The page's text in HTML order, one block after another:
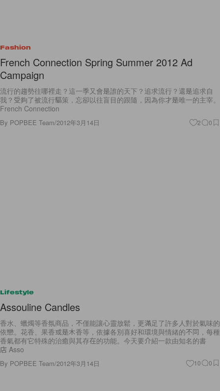
Fashion
French Connection Spring Summer 2012 Ad
Campaign
流行的趨勢往哪裡走？這一季又會是誰的天下？追求流行？還是追求自
我？受夠了被流行驅策，忘卻以往盲目的跟隨，因為你才是唯一的主宰。
French Connection
By POPBEE Team/2012年3月14日 2 0
Lifestyle
Assouline Candles
香水、蠟燭等香氛商品，不僅能讓心靈放鬆，更滿足了許多人對於氣味的
依戀。花香、果香或是木香等，依據各別喜好和環境與情緒的不同，每種
香氣都有它特殊的治癒與其存在的功能。今天要介紹一款由知名的書
店 Asso
By POPBEE Team/2012年3月14日 10 0